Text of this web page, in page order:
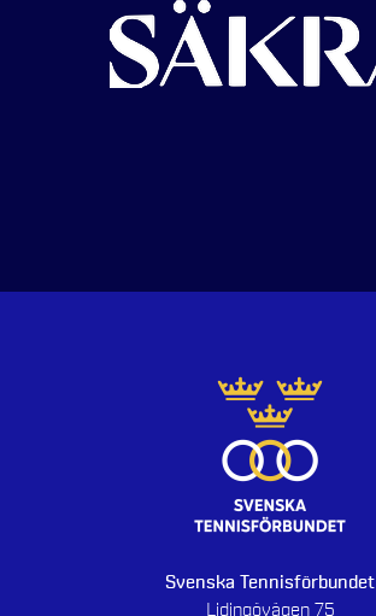
Svenska Tennisförbundet
Lidingövägen 75